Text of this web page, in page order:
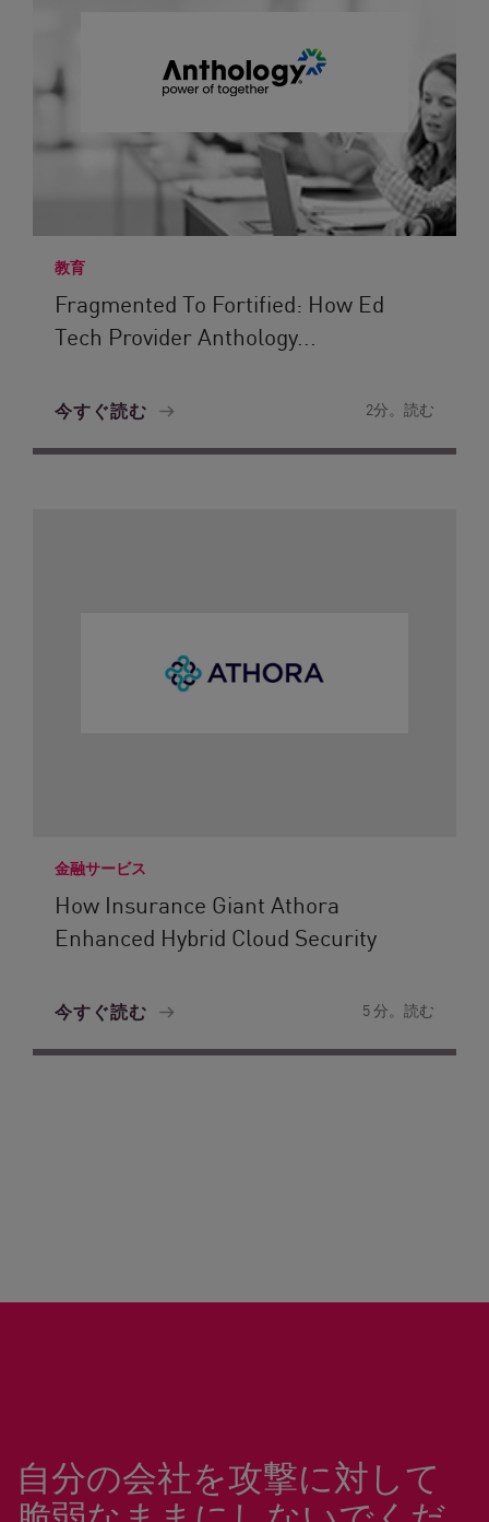
教育
Fragmented To Fortified: How Ed
Tech Provider Anthology...
今すぐ読む 2分。読む
金融サービス
How Insurance Giant Athora
Enhanced Hybrid Cloud Security
今すぐ読む 5 分。読む
自分の会社を攻撃に対して